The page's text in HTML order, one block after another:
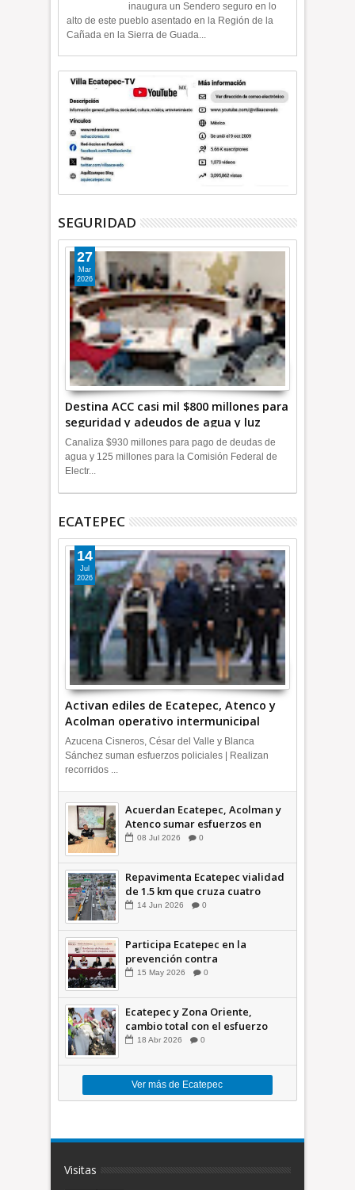
inaugura un Sendero seguro en lo
alto de este pueblo asentado en la Región de la
Cañada en la Sierra de Guada...
SEGURIDAD
Destina ACC casi mil $800 millones para
seguridad y adeudos de agua y luz
+Video
27
Mar
2026
Canaliza $930 millones para pago de deudas de
agua y 125 millones para la Comisión Federal de
Electr...
ECATEPEC
Activan ediles de Ecatepec, Atenco y
Acolman operativo intermunicipal
14
Jul
2026
Azucena Cisneros, César del Valle y Blanca
Sánchez suman esfuerzos policiales | Realizan
recorridos ...
Acuerdan Ecatepec, Acolman y
Atenco sumar esfuerzos en
seguridad
08 Jul 2026 0
Repavimenta Ecatepec vialidad
de 1.5 km que cruza cuatro
comunidades +Video
14 Jun 2026 0
Participa Ecatepec en la
prevención contra
inundaciones en el Valle de
15 May 2026 0
Ecatepec y Zona Oriente,
cambio total con el esfuerzo
conjunto: Azucena; retiran 21
18 Abr 2026 0
Ver más de Ecatepec
Visitas